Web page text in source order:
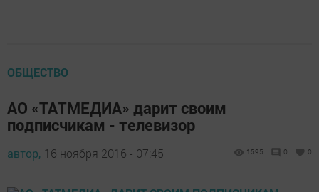
ОБЩЕСТВО
АО «ТАТМЕДИА» дарит своим
подписчикам - телевизор
автор, 16 ноября 2016 - 07:45 1595 0 0